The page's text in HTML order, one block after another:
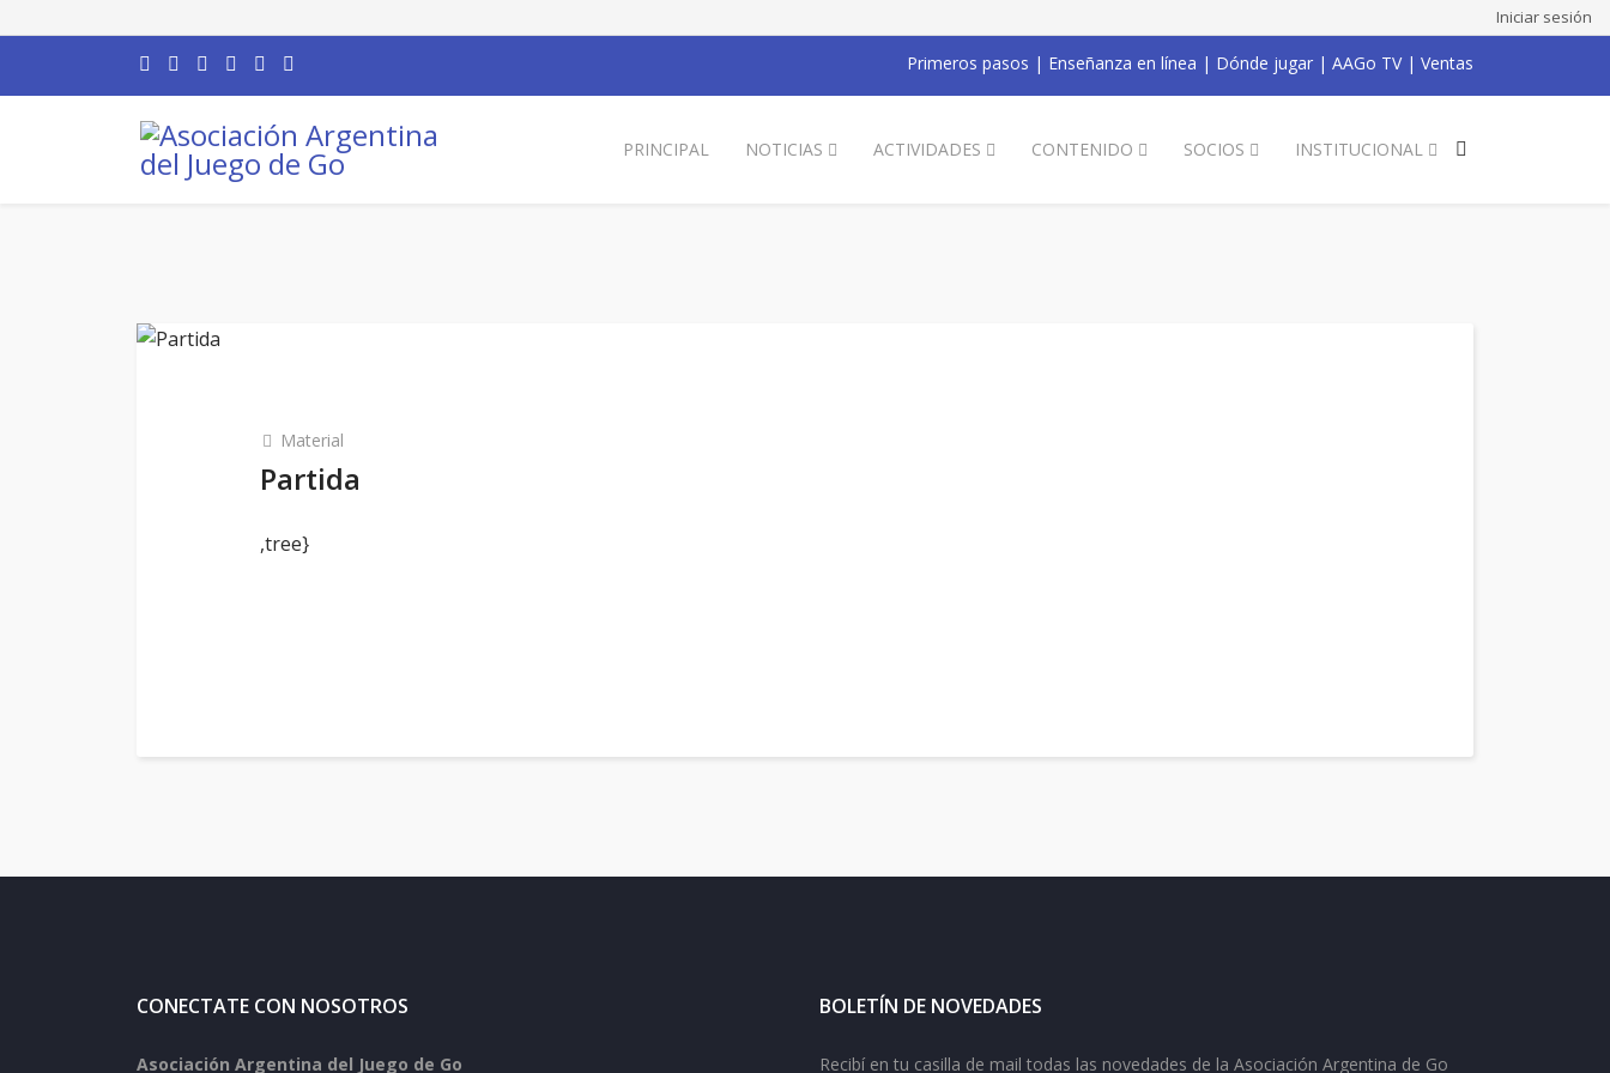
Iniciar sesión
Primeros pasos | Enseñanza en línea | Dónde jugar | AAGo TV| Ventas
PRINCIPAL NOTICIAS ACTIVIDADES CONTENIDO SOCIOS INSTITUCIONAL
Material
Partida
,tree}
CONECTATE CON NOSOTROS
Asociación Argentina del Juego de Go
BOLETÍN DE NOVEDADES
Recibí en tu casilla de mail todas las novedades de la Asociación Argentina de Go